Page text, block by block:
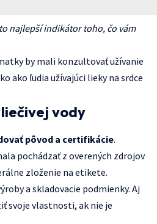
najlepší indikátor toho, čo vám
by mali konzultovať užívanie
ako ľudia užívajúci lieky na srdce
vody
pôvod a certifikácie.
pochádzať z overených zdrojov
zloženie na etikete.
a skladovacie podmienky. Aj
svoje vlastnosti, ak nie je